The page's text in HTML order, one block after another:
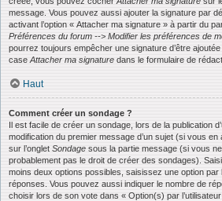
message. Vous pouvez aussi ajouter la signature par
activant l’option « Attacher ma signature » à partir du
Préférences du forum --> Modifier les préférences de
pourrez toujours empêcher une signature d’être
case Attacher ma signature dans le formulaire de
Haut
Comment créer un sondage ?
Il est facile de créer un sondage, lors de la publication
modification du premier message d’un sujet (si vous
sur l’onglet Sondage sous la partie message (si vous
probablement pas le droit de créer des sondages).
moins deux options possibles, saisissez une option par
réponses. Vous pouvez aussi indiquer le nombre de
choisir lors de son vote dans « Option(s) par